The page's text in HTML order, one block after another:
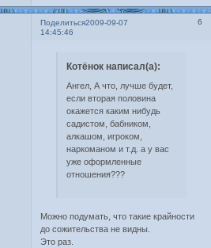
Поделиться 6
2009-09-07
14:45:46
Котёнок написал(а):
Ангел, А что, лучше будет,
если вторая половина
окажется каким нибудь
садистом, бабником,
алкашом, игроком,
наркоманом и т.д. а у вас
уже оформленные
отношения???
Можно подумать, что такие крайности
до сожительства не видны.
Это раз.